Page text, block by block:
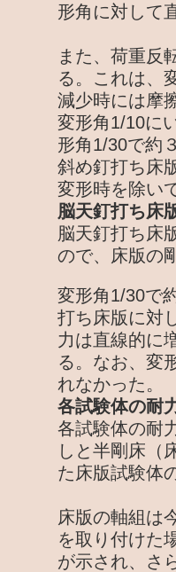
形角に対して
また、荷重反
る。これは、
減少時には摩
変形角1/10に
形角1/30で約
斜め釘打ち床
変形時を除い
脳天釘打ち床
脳天釘打ち床
ので、床版の
変形角1/30で
打ち床版に対
力は直線的に
る。なお、変
れなかった。
各試験体の耐
各試験体の耐
しと半剛床（
た床版試験体
床版の軸組は
を取り付けた
が示され、さ